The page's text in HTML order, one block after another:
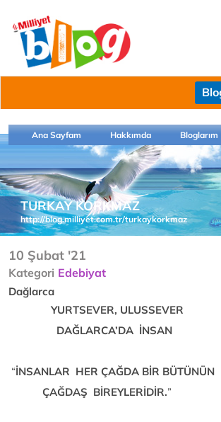
Ana Sayfam Hakkımda Bloglarım
TURKAY KORKMAZ
http://blog.milliyet.com.tr/turkaykorkmaz
10 Şubat '21
Kategori Edebiyat
Dağlarca
YURTSEVER, ULUSSEVER
DAĞLARCA’DA İNSAN
“İNSANLAR HER ÇAĞDA BİR BÜTÜNÜN
ÇAĞDAŞ BİREYLERİDİR.”